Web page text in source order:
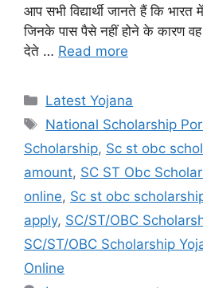
आप सभी विद्यार्थी जानते हैं कि भारत में
जिनके पास पैसे नहीं होने के कारण वह
देते … Read more
Categories
Latest Yojana
Tags
National Scholarship
Scholarship, Sc st obc
amount, SC ST Obc
online, Sc st obc
apply, SC/ST/OBC
SC/ST/OBC Scholarship
Online